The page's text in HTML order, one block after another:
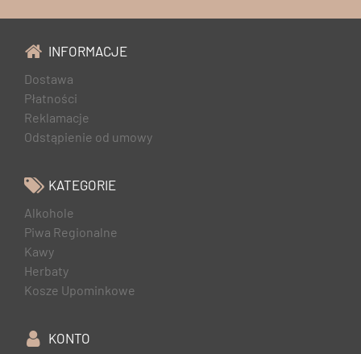
INFORMACJE
Dostawa
Płatności
Reklamacje
Odstąpienie od umowy
KATEGORIE
Alkohole
Piwa Regionalne
Kawy
Herbaty
Kosze Upominkowe
KONTO